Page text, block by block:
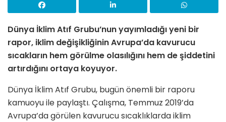
Dünya İklim Atıf Grubu’nun yayımladığı yeni bir
rapor, iklim değişikliğinin Avrupa’da kavurucu
sıcakların hem görülme olasılığını hem de şiddetini
artırdığını ortaya koyuyor.
Dünya İklim Atıf Grubu, bugün önemli bir raporu
kamuoyu ile paylaştı. Çalışma, Temmuz 2019’da
Avrupa’da görülen kavurucu sıcaklıklarda iklim